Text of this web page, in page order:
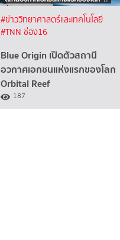
#ข่าววิทยาศาสตร์และเทคโนโลยี
#TNN ช่อง16
Blue Origin เปิดตัวสถานี
อวกาศเอกชนแห่งแรกของโลก
Orbital Reef
187